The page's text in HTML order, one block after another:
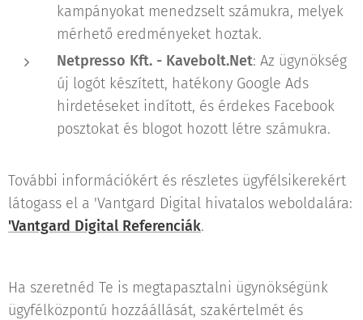
kampányokat menedzselt számukra, melyek
mérhető eredményeket hoztak.
Netpresso Kft. - Kavebolt.Net: Az ügynökség
új logót készített, hatékony Google Ads
hirdetéseket indított, és érdekes Facebook
posztokat és blogot hozott létre számukra.
További információkért és részletes ügyfélsikerekért
látogass el a 'Vantgard Digital hivatalos weboldalára:
'Vantgard Digital Referenciák.
Ha szeretnéd Te is megtapasztalni ügynökségünk
ügyfélközpontú hozzáállását, szakértelmét és